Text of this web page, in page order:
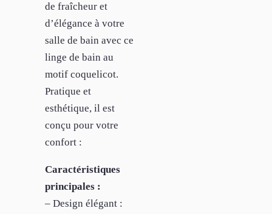
de fraîcheur et
d’élégance à votre
salle de bain avec ce
linge de bain au
motif coquelicot.
Pratique et
esthétique, il est
conçu pour votre
confort :
Caractéristiques
principales :
– Design élégant :